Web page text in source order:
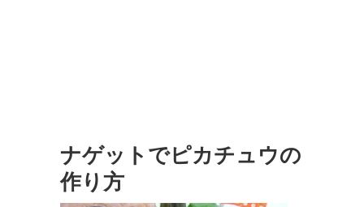
ナゲットでピカチュウの
作り方